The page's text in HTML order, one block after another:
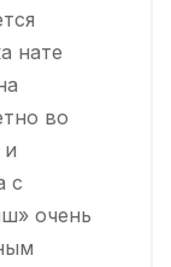
нате
во
и
с
очень